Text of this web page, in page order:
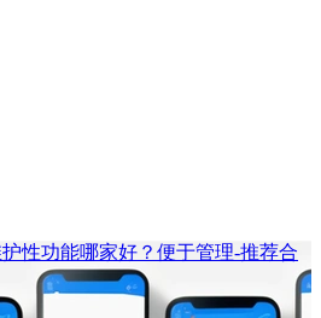
性功能哪家好？便于管理-推荐合